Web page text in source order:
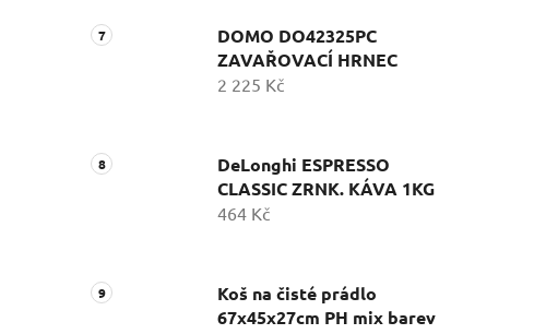
DOMO DO42325PC
ZAVAŘOVACÍ HRNEC
2 225 Kč
DeLonghi ESPRESSO
CLASSIC ZRNK. KÁVA 1KG
464 Kč
Koš na čisté prádlo
67x45x27cm PH mix barev